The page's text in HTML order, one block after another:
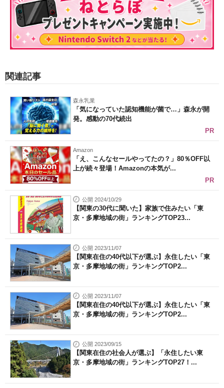
関連記事
森永乳業
「気になっていた認知機能が菌で…」森永が開
発。感動の70代続出
PR
Amazon
「え、こんなセールやってたの？」80％OFF以
上が続々登場！Amazonの本気が...
PR
公開 2024/10/29
【関東の30代に聞いた】家族で住みたい「東
京・多摩地域の街」ランキングTOP23...
公開 2023/11/07
【関東在住の40代以下が選ぶ】永住したい「東
京・多摩地域の街」ランキングTOP2...
公開 2023/11/07
【関東在住の40代以下が選ぶ】永住したい「東
京・多摩地域の街」ランキングTOP2...
公開 2023/09/15
【関東在住の社会人が選ぶ】「永住したい東
京・多摩地域の街」ランキングTOP27！...